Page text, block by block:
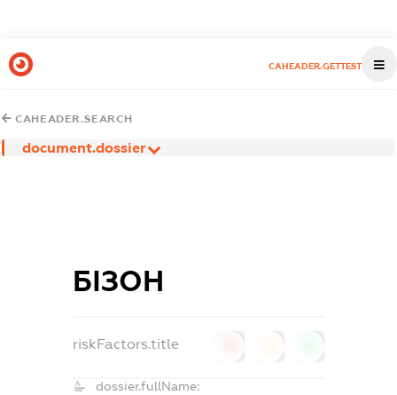
CAHEADER.GETTEST
CAHEADER.SEARCH
document.dossier
БІЗОН
riskFactors.title
dossier.fullName: